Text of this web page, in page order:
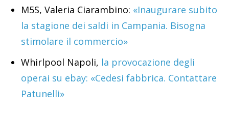
M5S, Valeria Ciarambino: «Inaugurare subito
la stagione dei saldi in Campania. Bisogna
stimolare il commercio»
Whirlpool Napoli, la provocazione degli
operai su ebay: «Cedesi fabbrica. Contattare
Patunelli»